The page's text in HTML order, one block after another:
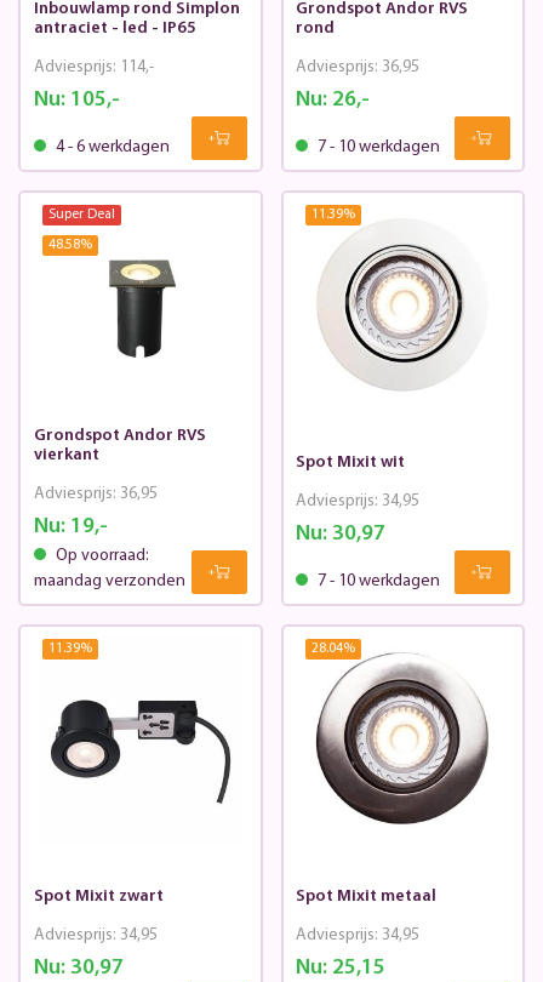
Inbouwlamp rond Simplon
antraciet - led - IP65
Nu:105,-
Adviesprijs: 114,-
4 - 6 werkdagen
Grondspot Andor RVS
rond
Nu: 26,-
Adviesprijs: 36,95
7 - 10 werkdagen
Super Deal
48.58%
Grondspot Andor RVS
vierkant
Nu:19,-
Adviesprijs: 36,95
Op voorraad:
maandag verzonden
11.39%
Spot Mixit wit
Nu: 30,97
Adviesprijs: 34,95
7 - 10 werkdagen
11.39%
Spot Mixit zwart
Nu:30,97
Adviesprijs: 34,95
28.04%
Spot Mixit metaal
Nu: 25,15
Adviesprijs: 34,95